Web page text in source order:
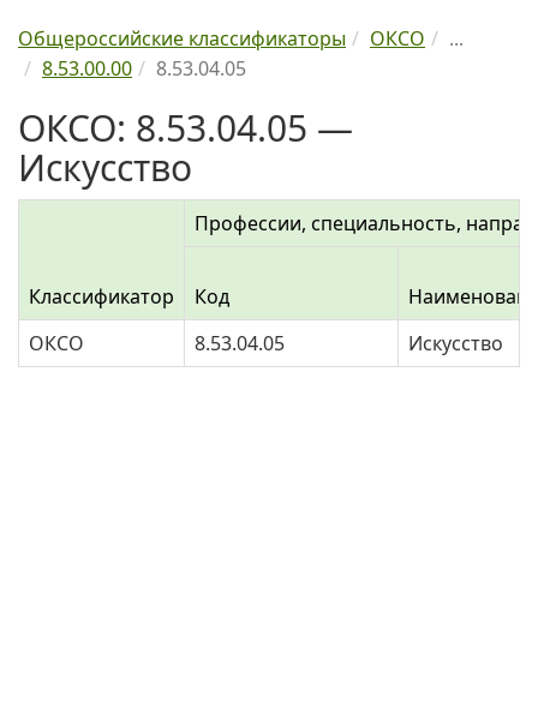
Общероссийские классификаторы ОКСО
...
8.53.00.00
8.53.04.05
ОКСО: 8.53.04.05 —
Искусство
Классификатор
Профессии, специальность,
Код
ОКСО
8.53.04.05 Искусство